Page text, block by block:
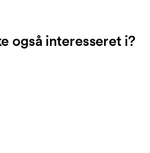
også interesseret i?